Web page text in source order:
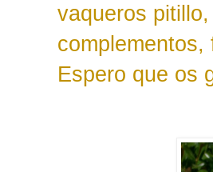
vaqueros
Espero que os